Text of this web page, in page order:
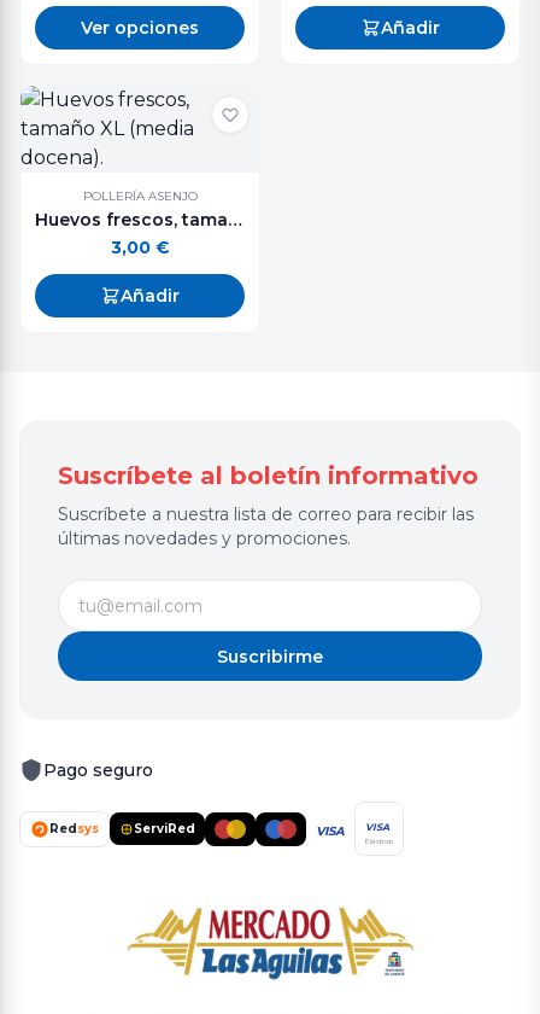
Ver opciones Añadir
POLLERÍA ASENJO
Huevos frescos, tamaño XL (media docena).
3,00 €
Añadir
Suscríbete al boletín informativo
Suscríbete a nuestra lista de correo para recibir las
últimas novedades y promociones.
Suscribirme
Pago seguro
Redsys ServiRed VISA VISA
Electron